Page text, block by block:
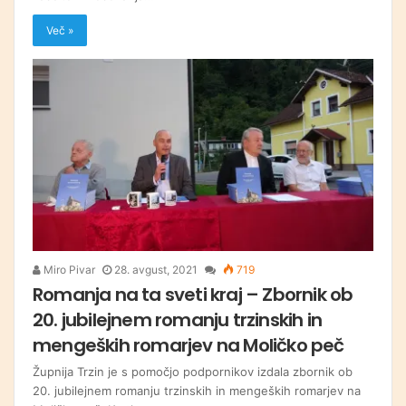
Več »
Miro Pivar 28. avgust, 2021 719
Romanja na ta sveti kraj – Zbornik ob
20. jubilejnem romanju trzinskih in
mengeških romarjev na Moličko peč
Župnija Trzin je s pomočjo podpornikov izdala zbornik ob
20. jubilejnem romanju trzinskih in mengeških romarjev na